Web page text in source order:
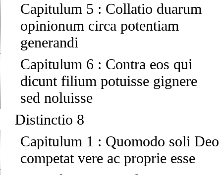
Capitulum 5 : Collatio duarum
opinionum circa potentiam
generandi
Capitulum 6 : Contra eos qui
dicunt filium potuisse gignere
sed noluisse
Distinctio 8
Capitulum 1 : Quomodo soli Deo
competat vere ac proprie esse